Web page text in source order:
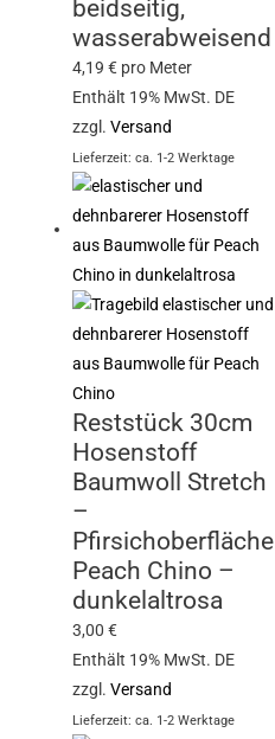
beidseitig,
wasserabweisend
4,19€ pro Meter
Enthält 19% MwSt. DE
zzgl.Versand
Lieferzeit: ca. 1-2 Werktage
Reststück 30cm
Hosenstoff
Baumwoll Stretch
–
Pfirsichoberfläche
Peach Chino –
dunkelaltrosa
3,00€
Enthält 19% MwSt. DE
zzgl.Versand
Lieferzeit: ca. 1-2 Werktage